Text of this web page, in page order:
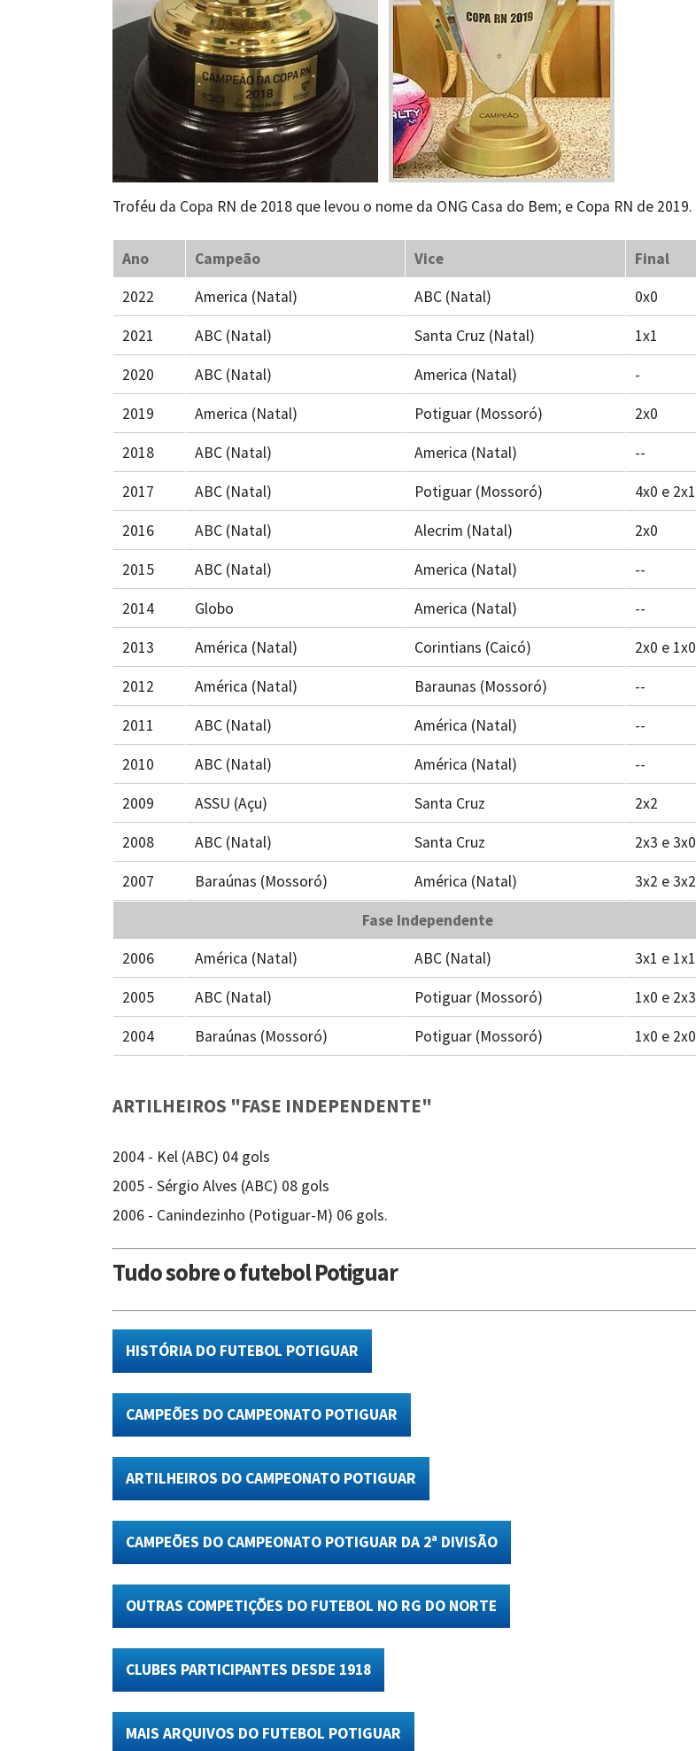
Troféu da Copa RN de 2018 que levou o nome da ONG Casa do Bem; e Copa RN de 2019.
Ano Campeão Vice
Final
2022
America (Natal) ABC (Natal)
0x0
2021
ABC (Natal) Santa Cruz (Natal)
1x1
2020
ABC (Natal) America (Natal)
-
2019
America (Natal) Potiguar (Mossoró)
2x0
2018
ABC (Natal) America (Natal)
--
2017
ABC (Natal) Potiguar (Mossoró)
4x0 e 2x1
2016
ABC (Natal) Alecrim (Natal)
2x0
2015
ABC (Natal) America (Natal)
--
2014
Globo America (Natal)
--
2013
América (Natal) Corintians (Caicó)
2x0 e 1x0
2012
América (Natal) Baraunas (Mossoró)
--
2011
ABC (Natal) América (Natal)
--
2010
ABC (Natal) América (Natal)
--
2009
ASSU (Açu) Santa Cruz
2x2
2008
ABC (Natal) Santa Cruz
2x3 e 3x0
2007
Baraúnas (Mossoró) América (Natal)
3x2 e 3x2
Fase Independente
2006
América (Natal) ABC (Natal)
3x1 e 1x1
2005
ABC (Natal) Potiguar (Mossoró)
1x0 e 2x3
2004
Baraúnas (Mossoró) Potiguar (Mossoró) 1x0 e 2x0
ARTILHEIROS "FASE INDEPENDENTE"
2004 - Kel (ABC) 04 gols
2005 - Sérgio Alves (ABC) 08 gols
2006 - Canindezinho (Potiguar-M) 06 gols.
Tudo sobre o futebol Potiguar
HISTÓRIA DO FUTEBOL POTIGUAR
CAMPEÕES DO CAMPEONATO POTIGUAR
ARTILHEIROS DO CAMPEONATO POTIGUAR
CAMPEÕES DO CAMPEONATO POTIGUAR DA 2ª DIVISÃO
OUTRAS COMPETIÇÕES DO FUTEBOL NO RG DO NORTE
CLUBES PARTICIPANTES DESDE 1918
MAIS ARQUIVOS DO FUTEBOL POTIGUAR